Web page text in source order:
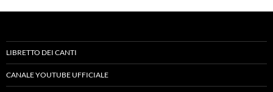
LIBRETTO DEI CANTI
CANALE YOUTUBE UFFICIALE